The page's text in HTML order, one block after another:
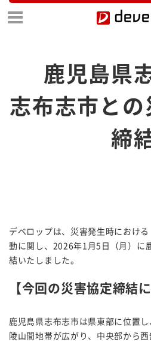
鹿児島県
志布志市と
締
デベロップは、災害発生時におけ
動に関し、2026年1月5日（月）に
結いたしました。
【今回の災害協定締結
鹿児島県志布志市は県東部に位置
陵山間地帯が広がり、中央部から